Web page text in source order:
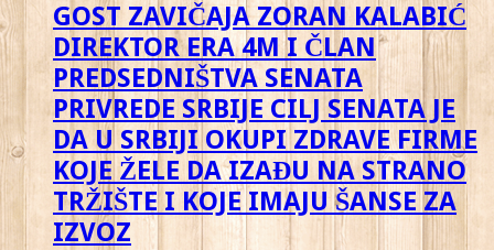
GOST ZAVIČAJA ZORAN KALABIĆ
DIREKTOR ERA 4M I ČLAN
PREDSEDNIŠTVA SENATA
PRIVREDE SRBIJE CILJ SENATA JE
DA U SRBIJI OKUPI ZDRAVE FIRME
KOJE ŽELE DA IZAĐU NA STRANO
TRŽIŠTE I KOJE IMAJU ŠANSE ZA
IZVOZ